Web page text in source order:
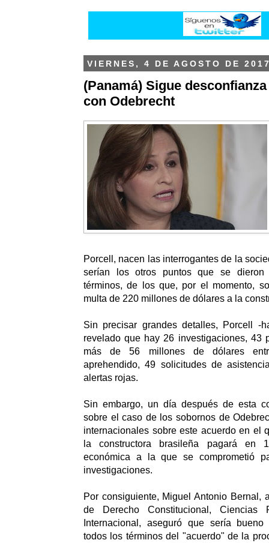
VIERNES, 4 DE AGOSTO DE
(Panamá) Sigue
con Odebrecht
Porcell, nacen las interrogantes de la
serían los otros puntos que se
términos, de los que, por el momento,
multa de 220 millones de dólares a la
Sin precisar grandes detalles, Porcell -
revelado que hay 26 investigaciones, 43
más de 56 millones de dólares
aprehendido, 49 solicitudes de
alertas rojas.
Sin embargo, un día después de esta
sobre el caso de los sobornos de
internacionales sobre este acuerdo en el
la constructora brasileña pagará en
económica a la que se comprometió
investigaciones.
Por consiguiente, Miguel Antonio Bernal,
de Derecho Constitucional, Ciencias
Internacional, aseguró que sería
todos los términos del "acuerdo" de la